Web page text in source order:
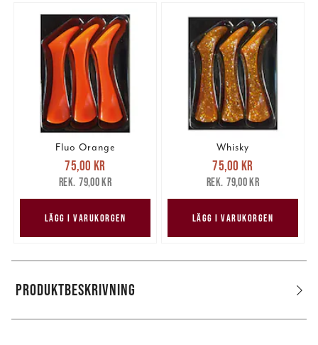
Fluo Orange
Nuvarande pris
75,00 krTidigare pris
79,00 kr
75,00 kr
79,00 kr
LÄGG I VARUKORGEN
Whisky
Nuvarande pris
75,00 krTidigare pris
79,00 kr
75,00 kr
79,00 kr
LÄGG I VARUKORGEN
PRODUKTBESKRIVNING